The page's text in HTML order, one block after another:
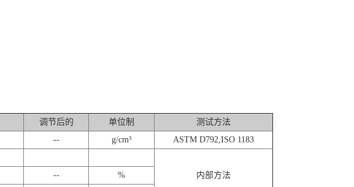
调节后的 单位制
测试方法
-- g/cm³
ASTM D792,ISO 1183
内部方法
--
%